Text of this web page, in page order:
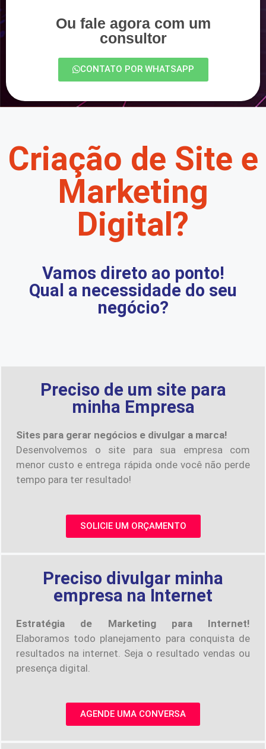
Ou fale agora com um
consultor
CONTATO POR WHATSAPP
Criação de Site e
Marketing
Digital?
Vamos direto ao ponto!
Qual a necessidade do seu
negócio?
Preciso de um site para
minha Empresa
Sites para gerar negócios e divulgar a marca!
Desenvolvemos o site para sua empresa com
menor custo e entrega rápida onde você não perde
tempo para ter resultado!
SOLICIE UM ORÇAMENTO
Preciso divulgar minha
empresa na Internet
Estratégia de Marketing para Internet!
Elaboramos todo planejamento para conquista de
resultados na internet. Seja o resultado vendas ou
presença digital.
AGENDE UMA CONVERSA